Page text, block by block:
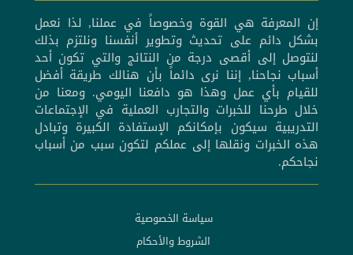
إن المعرفة هي القوة وخصوصاً في عملنا, لذا نعمل
بشكل دائم على تحديث وتطوير أنفسنا ونلتزم بذلك
لنتوصل إلى أقصى درجة من النتائج والتي تكون أحد
أسباب نجاحنا, إننا نرى دائماً بأن هنالك طريقة أفضل
للقيام بأي عمل وهذا هو دافعنا اليومي. ومعنا من
خلال طرحنا للخبرات والتجارب العملية في الإجتماعات
التدريبية سيكون بإمكانكم الإستفادة الكبيرة وتبادل
هذه الخبرات ونقلها إلى عملكم لتكون سبب من أسباب
نجاحكم.
سياسة الخصوصية
الشروط والأحكام